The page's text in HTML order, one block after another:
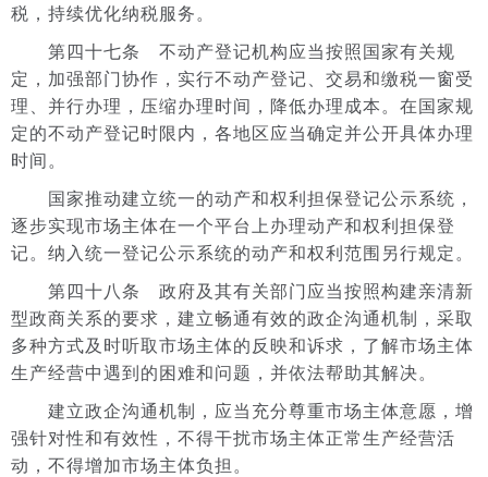
税，持续优化纳税服务。
第四十七条 不动产登记机构应当按照国家有关规
定，加强部门协作，实行不动产登记、交易和缴税一窗受
理、并行办理，压缩办理时间，降低办理成本。在国家规
定的不动产登记时限内，各地区应当确定并公开具体办理
时间。
国家推动建立统一的动产和权利担保登记公示系统，
逐步实现市场主体在一个平台上办理动产和权利担保登
记。纳入统一登记公示系统的动产和权利范围另行规定。
第四十八条 政府及其有关部门应当按照构建亲清新
型政商关系的要求，建立畅通有效的政企沟通机制，采取
多种方式及时听取市场主体的反映和诉求，了解市场主体
生产经营中遇到的困难和问题，并依法帮助其解决。
建立政企沟通机制，应当充分尊重市场主体意愿，增
强针对性和有效性，不得干扰市场主体正常生产经营活
动，不得增加市场主体负担。